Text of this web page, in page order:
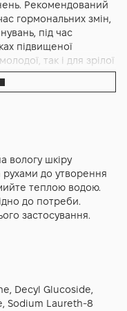
бар’єр.
в період
період або коли
очищення. Anna
створена для того,
який поєднує
гігієнічній
Вона
pH-баланс, що є
Завдяки
відчуття стягнутості
— це
коли шкіра
свіжості не
Рекомендований
гормональних змін,
під час
підвищеної
так і для зрілої
вологу шкіру
рухами до утворення
теплою водою.
до потреби.
застосування.
Decyl Glucoside,
Sodium Laureth-8